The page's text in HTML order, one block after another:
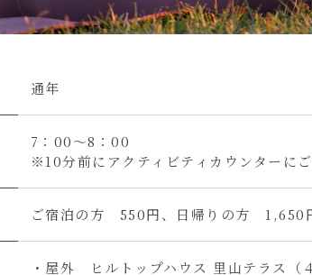
通年
7：00～8：00
※10分前にアクティビティカウンターに
ご宿泊の方 550円、日帰りの方 1,650
・屋外 ヒルトップハウス 里山テラス（